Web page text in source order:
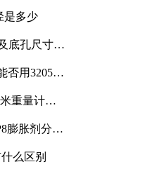
是多少
底孔尺寸详
否用3205或
重量计算
膨胀剂分别
么区别